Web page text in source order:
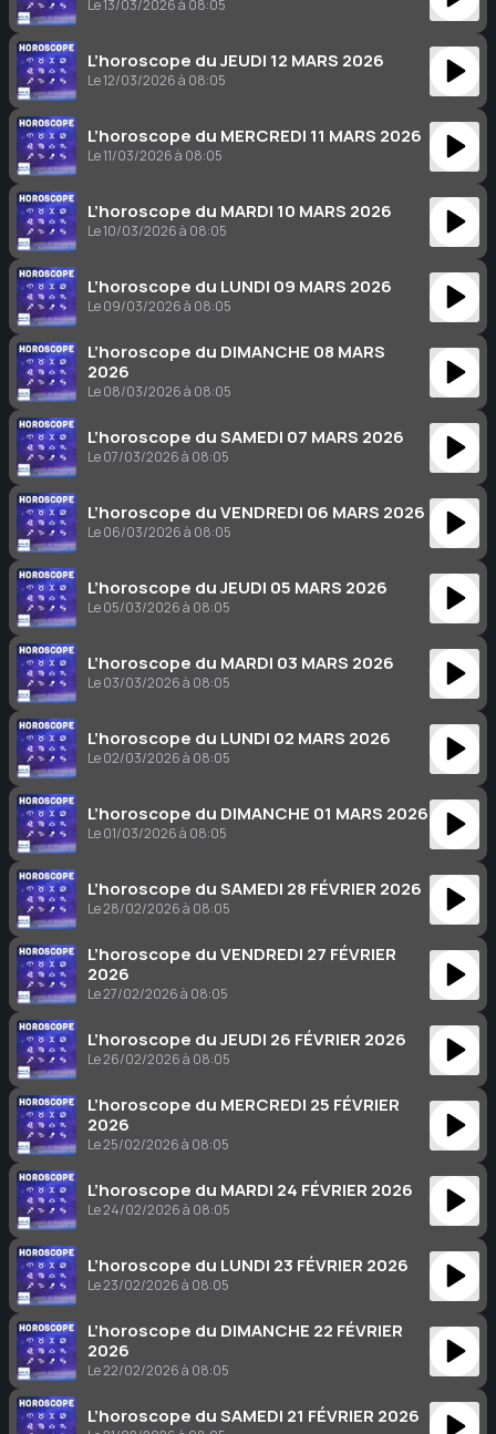
Le 13/03/2026 à 08:05
L’horoscope du JEUDI 12 MARS 2026
Le 12/03/2026 à 08:05
L’horoscope du MERCREDI 11 MARS 2026
Le 11/03/2026 à 08:05
L’horoscope du MARDI 10 MARS 2026
Le 10/03/2026 à 08:05
L’horoscope du LUNDI 09 MARS 2026
Le 09/03/2026 à 08:05
L’horoscope du DIMANCHE 08 MARS
2026
Le 08/03/2026 à 08:05
L’horoscope du SAMEDI 07 MARS 2026
Le 07/03/2026 à 08:05
L’horoscope du VENDREDI 06 MARS 2026
Le 06/03/2026 à 08:05
L’horoscope du JEUDI 05 MARS 2026
Le 05/03/2026 à 08:05
L’horoscope du MARDI 03 MARS 2026
Le 03/03/2026 à 08:05
L’horoscope du LUNDI 02 MARS 2026
Le 02/03/2026 à 08:05
L’horoscope du DIMANCHE 01 MARS 2026
Le 01/03/2026 à 08:05
L’horoscope du SAMEDI 28 FÉVRIER 2026
Le 28/02/2026 à 08:05
L’horoscope du VENDREDI 27 FÉVRIER
2026
Le 27/02/2026 à 08:05
L’horoscope du JEUDI 26 FÉVRIER 2026
Le 26/02/2026 à 08:05
L’horoscope du MERCREDI 25 FÉVRIER
2026
Le 25/02/2026 à 08:05
L’horoscope du MARDI 24 FÉVRIER 2026
Le 24/02/2026 à 08:05
L’horoscope du LUNDI 23 FÉVRIER 2026
Le 23/02/2026 à 08:05
L’horoscope du DIMANCHE 22 FÉVRIER
2026
Le 22/02/2026 à 08:05
L’horoscope du SAMEDI 21 FÉVRIER 2026